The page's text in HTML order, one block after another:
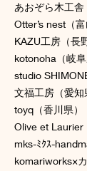
あおぞら木工舎
Otter’s nest（富
KAZU工房（長
kotonoha（岐阜
studio
文福工房（愛知
toyq（香川県）
Olive et Laurier
mks-ﾐｸｽ-
komariworks×